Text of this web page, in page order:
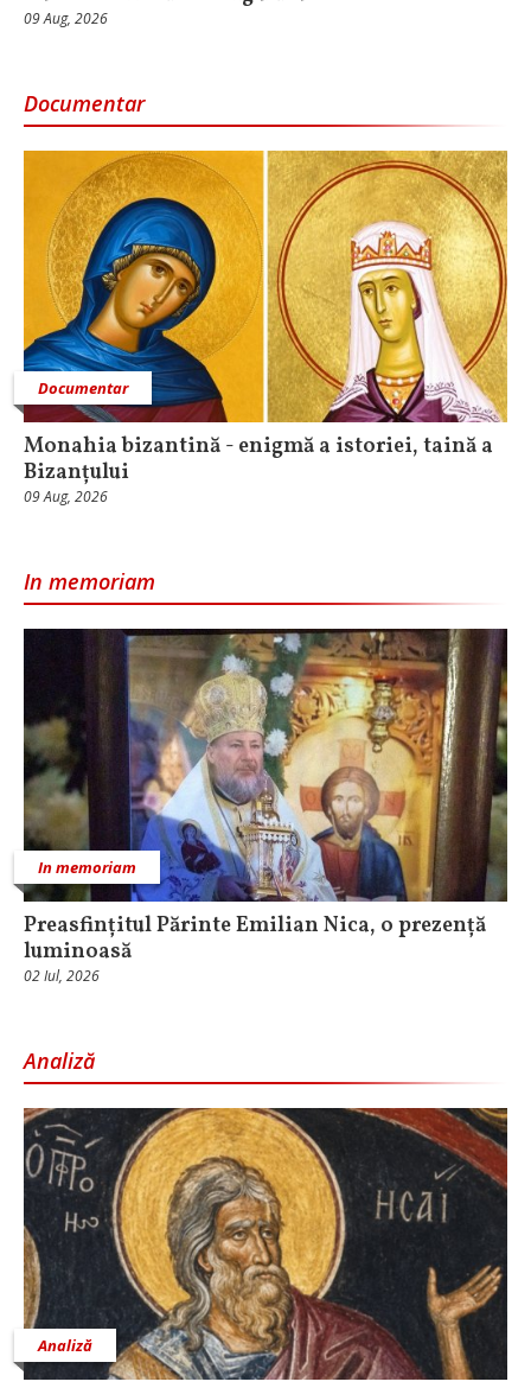
09 Aug, 2026
Documentar
Documentar
Monahia bizantină - enigmă a istoriei, taină a
Bizanțului
09 Aug, 2026
In memoriam
In memoriam
Preasfințitul Părinte Emilian Nica, o prezență
luminoasă
02 Iul, 2026
Analiză
Analiză